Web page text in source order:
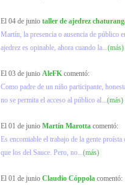
El 04 de junio taller de ajedrez
Martín, la presencia o ausencia de público
ajedrez es opinable, ahora cuando la...(más)
El 03 de junio AleFK comentó:
Como padre de un niño participante,
no se permita el acceso al público al...(más)
El 01 de junio Martín Marotta comentó:
Es encomiable el trabajo de la gente
que los del Sauce. Pero, no...(más)
El 01 de junio Claudio Cóppola comentó: